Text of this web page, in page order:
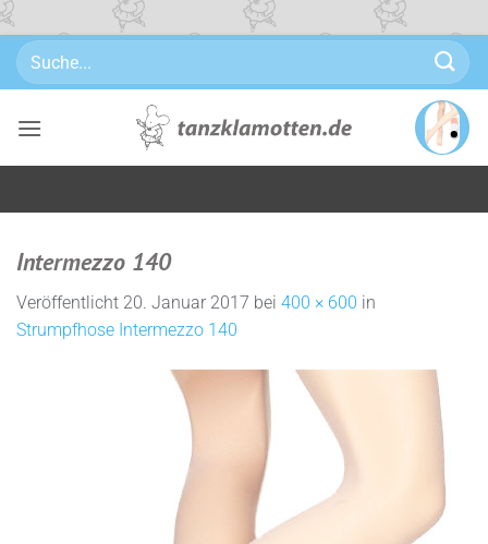
Zum
Inhalt
Suchen
nach:
Intermezzo 140
Veröffentlicht 20. Januar 2017 bei 400 × 600 in
Strumpfhose Intermezzo 140